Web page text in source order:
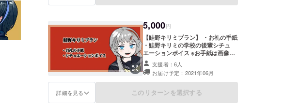
5,000円
【鮭野キリミプラン】 ・お礼の手紙
・鮭野キリミの学校の後輩シチュ
エーションボイス ※お手紙は画像
ファイルとして 、ボイスは音声ファ
イルとして、ご指定いただいたメー
ルアドレスに送付いたします。
支援者：6人
お届け予定：2021年06月
詳細を見る このリターンを選択する